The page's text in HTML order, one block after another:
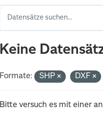
Keine
Formate: SHP DXF
Bitte versuch es mit einer